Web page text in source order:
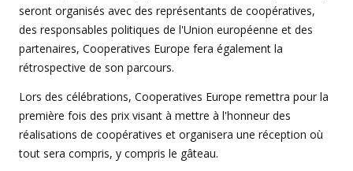
seront organisés avec des représentants de coopératives,
des responsables politiques de l'Union européenne et des
partenaires, Cooperatives Europe fera également la
rétrospective de son parcours.
Lors des célébrations, Cooperatives Europe remettra pour la
première fois des prix visant à mettre à l'honneur des
réalisations de coopératives et organisera une réception où
tout sera compris, y compris le gâteau.